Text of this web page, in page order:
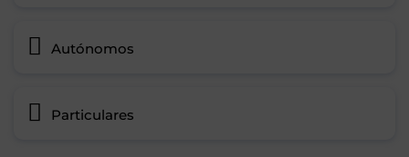
Autónomos
Particulares